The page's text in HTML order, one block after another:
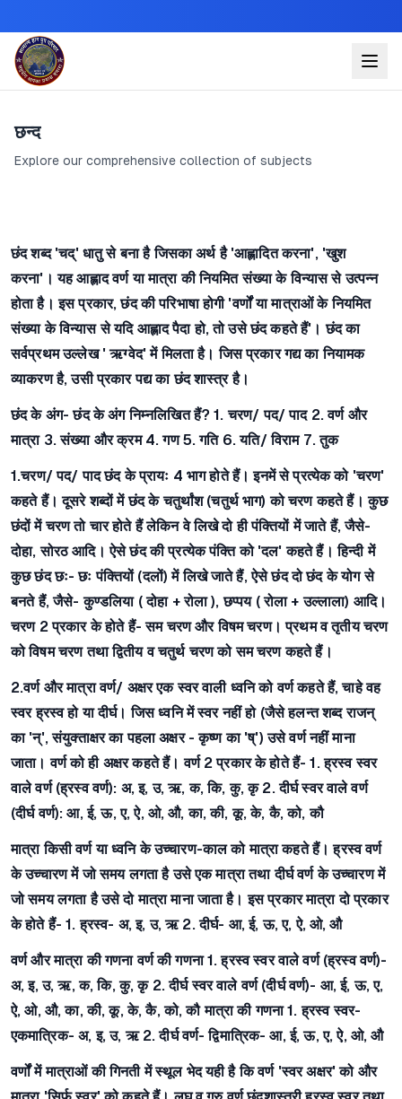
छन्द
Explore our comprehensive collection of subjects
छंद शब्द 'चद्' धातु से बना है जिसका अर्थ है 'आह्लादित करना', 'खुश
करना'। यह आह्लाद वर्ण या मात्रा की नियमित संख्या के विन्यास से उत्पन्न
होता है। इस प्रकार, छंद की परिभाषा होगी 'वर्णों या मात्राओं के नियमित
संख्या के विन्यास से यदि आह्लाद पैदा हो, तो उसे छंद कहते हैं'। छंद का
सर्वप्रथम उल्लेख ' ऋग्वेद' में मिलता है। जिस प्रकार गद्य का नियामक
व्याकरण है, उसी प्रकार पद्य का छंद शास्त्र है।
छंद के अंग- छंद के अंग निम्नलिखित हैं? 1. चरण/ पद/ पाद 2. वर्ण और
मात्रा 3. संख्या और क्रम 4. गण 5. गति 6. यति/ विराम 7. तुक
1.चरण/ पद/ पादछंद के प्रायः 4 भाग होते हैं। इनमें से प्रत्येक को 'चरण'
कहते हैं। दूसरे शब्दों में छंद के चतुर्थांश (चतुर्थ भाग) को चरण कहते हैं। कुछ
छंदों में चरण तो चार होते हैं लेकिन वे लिखे दो ही पंक्तियों में जाते हैं, जैसे-
दोहा, सोरठ आदि। ऐसे छंद की प्रत्येक पंक्ति को 'दल' कहते हैं। हिन्दी में
कुछ छंद छः- छः पंक्तियों (दलों) में लिखे जाते हैं, ऐसे छंद दो छंद के योग से
बनते हैं,जैसे- कुण्डलिया ( दोहा + रोला ), छप्पय ( रोला + उल्लाला) आदि।
चरण 2 प्रकार के होते हैं- सम चरण और विषम चरण। प्रथम व तृतीय चरण
को विषम चरण तथा द्वितीय व चतुर्थ चरण को सम चरण कहते हैं।
2.वर्ण और मात्रा वर्ण/ अक्षरएक स्वर वाली ध्वनि को वर्ण कहते हैं, चाहे वह
स्वर ह्रस्व हो या दीर्घ। जिस ध्वनि में स्वर नहीं हो (जैसे हलन्त शब्द राजन्
का 'न्', संयुक्ताक्षर का पहला अक्षर - कृष्ण का 'ष्') उसे वर्ण नहीं माना
जाता। वर्ण को ही अक्षर कहते हैं।वर्ण 2 प्रकार के होते हैं- 1. ह्रस्व स्वर
वाले वर्ण (ह्रस्व वर्ण): अ, इ, उ, ऋ, क, कि, कु, कृ 2. दीर्घ स्वर वाले वर्ण
(दीर्घ वर्ण): आ, ई, ऊ, ए, ऐ, ओ, औ, का, की, कू, के, कै, को, कौ
मात्राकिसी वर्ण या ध्वनि के उच्चारण-काल को मात्रा कहते हैं। ह्रस्व वर्ण
के उच्चारण में जो समय लगता है उसे एक मात्रा तथा दीर्घ वर्ण के उच्चारण में
जो समय लगता है उसे दो मात्रा माना जाता है।इस प्रकार मात्रा दो प्रकार
के होते हैं- 1. ह्रस्व- अ, इ, उ, ऋ 2. दीर्घ- आ, ई, ऊ, ए, ऐ, ओ, औ
वर्ण और मात्रा की गणना वर्ण की गणना1. ह्रस्व स्वर वाले वर्ण (ह्रस्व वर्ण)-
अ, इ, उ, ऋ, क, कि, कु, कृ 2. दीर्घ स्वर वाले वर्ण (दीर्घ वर्ण)- आ, ई, ऊ, ए,
ऐ, ओ, औ, का, की, कू, के, कै, को, कौमात्रा की गणना1. ह्रस्व स्वर-
एकमात्रिक- अ, इ, उ, ऋ 2. दीर्घ वर्ण- द्विमात्रिक- आ, ई, ऊ, ए, ऐ, ओ, औ
वर्णों में मात्राओं की गिनती में स्थूल भेद यही है कि वर्ण 'स्वर अक्षर' को और